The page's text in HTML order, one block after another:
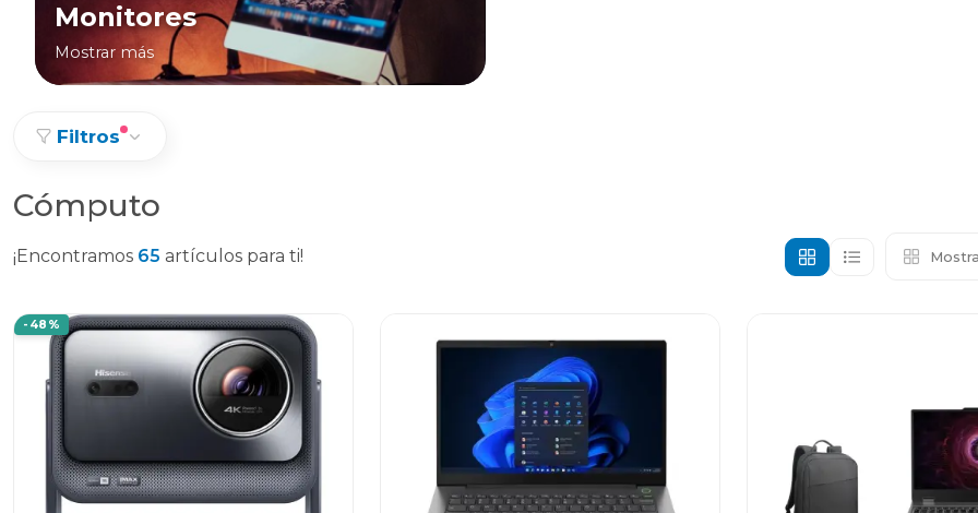
Monitores
Mostrar más
Filtros
Cómputo
¡Encontramos 65 artículos para ti!
-48%